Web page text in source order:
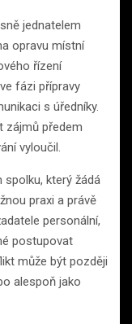
jednatelem
opravu místní
řízení
fázi přípravy
s úředníky.
zájmů předem
vyloučil.
který žádá
praxi a právě
personální,
postupovat
může být později
alespoň jako